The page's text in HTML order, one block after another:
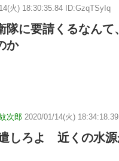
火) 18:30:35.84 ID:GzqTSyIq
隊に要請くるなんて
か
次郎 2020/01/14(火)
しろよ 近くの水源